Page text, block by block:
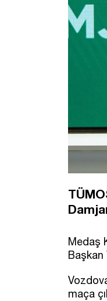
Medaş
Başkan
maça